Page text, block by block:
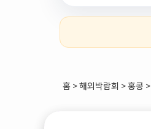
홈 >해외박람회 > 홍콩 >